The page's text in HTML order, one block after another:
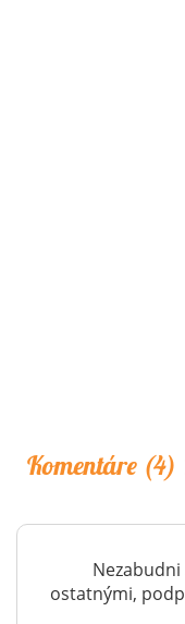
Komentáre (4)
ostatnými,